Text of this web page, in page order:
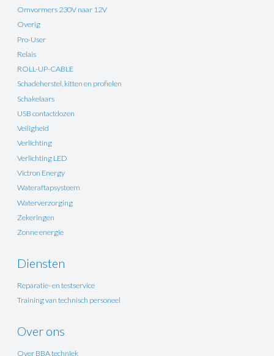
Omvormers 230V naar 12V
Overig
Pro-User
Relais
ROLL-UP-CABLE
Schadeherstel, kitten en profielen
Schakelaars
USB contactdozen
Veiligheid
Verlichting
Verlichting LED
Victron Energy
Wateraftapsysteem
Waterverzorging
Zekeringen
Zonne energie
Diensten
Reparatie- en testservice
Training van technisch personeel
Over ons
Over BBA techniek